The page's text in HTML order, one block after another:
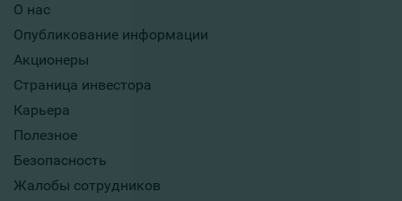
О нас
Опубликование информации
Акционеры
Страница инвестора
Карьера
Полезное
Безопасность
Жалобы сотрудников